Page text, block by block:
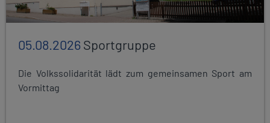
05.08.2026Sportgruppe
Die Volkssolidarität lädt zum gemeinsamen Sport am
Vormittag